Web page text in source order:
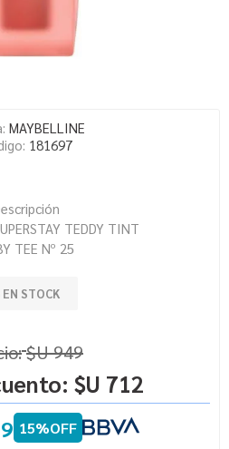
MAYBELLINE
181697
TEDDY TINT
TEE Nº 25
EN STOCK
$U 949
$U 712
15%OFF